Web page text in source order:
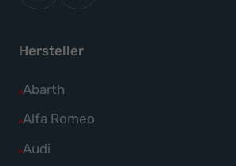
auf
auf
Hersteller
Abarth
Alle
Fahrzeuge
Abarth
Alfa Romeo
Alle
Fahrzeuge
Audi
Alle